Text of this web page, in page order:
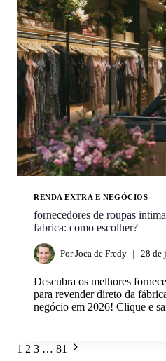
RENDA EXTRA E NEGÓCIOS
fornecedores de roupas
fabrica: como escolher?
Por Joca de Fredy 28 de
Descubra os melhores
para revender direto da
negócio em 2026! Clique e
1 2 3 … 81